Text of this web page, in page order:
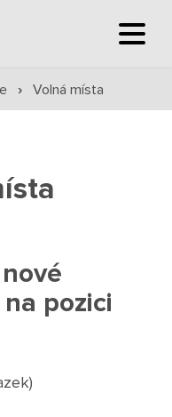
› Volná místa
pozici